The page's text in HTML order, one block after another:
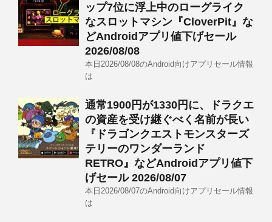
ップ7位に浮上中のローグライク
なスロットマシン『CloverPit』な
どAndroidアプリ値下げセール
2026/08/08
本日2026/08/08のAndroid向けアプリセール情報
は
通常1900円が1330円に、ドラクエ
の資産を受け継ぐべく名前が長い
『ドラゴンクエストモンスターズ
テリーのワンダーランド
RETRO』などAndroidアプリ値下
げセール 2026/08/07
本日2026/08/07のAndroid向けアプリセール情報
は